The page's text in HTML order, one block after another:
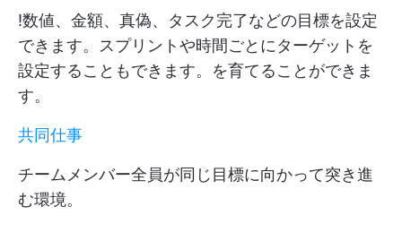
!数値、金額、真偽、タスク完了などの目標を設定
できます。スプリントや時間ごとにターゲットを
設定することもできます。を育てることができま
す。
共同仕事
チームメンバー全員が同じ目標に向かって突き進
む環境。